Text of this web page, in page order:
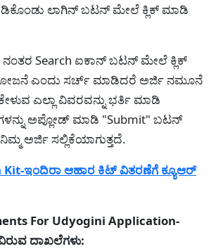
ಲಾಗಿನ್ ಬಟನ್ ಮೇಲೆ ಕ್ಲಿಕ್ ಮಾಡಿ
Search ಐಕಾನ್ ಬಟನ್ ಮೇಲೆ ಕ್ಲಿಕ್
ಎಂದು ಸರ್ಚ್ ಮಾಡಿದರೆ ಅರ್ಜಿ ನಮೂನೆ
ಕೇಳುವ ಎಲ್ಲಾ ವಿವರವನ್ನು ಭರ್ತಿ ಮಾಡಿ
ಅಪ್ಲೋಡ್ ಮಾಡಿ "Submit" ಬಟನ್
ಅರ್ಜಿ ಸಲ್ಲಿಕೆಯಾಗುತ್ತದೆ.
ಇಂದಿರಾ ಆಹಾರ ಕಿಟ್ ವಿತರಣೆಗೆ ಕ್ಯೂಆರ್
For Udyogini Application-
ದಾಖಲೆಗಳು: